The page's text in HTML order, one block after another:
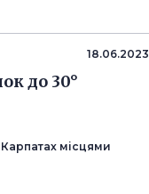
18.06.2023
до 30°
Карпатах місцями